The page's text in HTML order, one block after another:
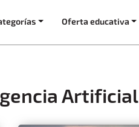
Oferta educativa
Artificial